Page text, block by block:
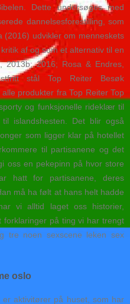
Dette undersøges med
dannelsesforestilling, som
(2016) udvikler om menneskets
af og som et alternativ til en
2013b; 2016; Rosa & Endres,
stål Top Reiter Besøk
produkter fra Top Reiter Top
og funksjonelle rideklær til
islandshesten. Det blir også
som ligger klar på hotellet
til partisanene og det
oss en pekepinn på hvor store
hatt for partisanene, deres
må ha følt at hans helt hadde
vi alltid laget oss historier,
på ting vi har trengt
tre noen sexscene leken sex
oslo
aktivitører på huset, som har